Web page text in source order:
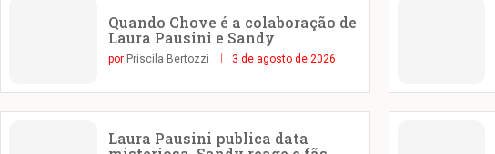
Quando Chove é a colaboração de
Laura Pausini e Sandy
por Priscila Bertozzi 3 de agosto de 2026
Laura Pausini publica data